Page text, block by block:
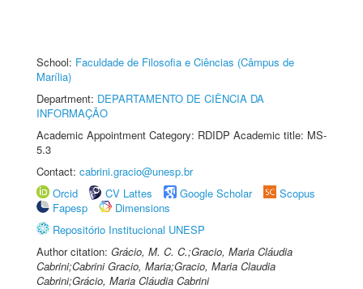
School: Faculdade de Filosofia e Ciências (Câmpus de
Marília)
Department: DEPARTAMENTO DE CIÊNCIA DA
INFORMAÇÃO
Academic Appointment Category: RDIDP Academic title: MS-
5.3
Contact: cabrini.gracio@unesp.br
Orcid
CV Lattes Google Scholar
Scopus
Fapesp
Dimensions
Repositório Institucional UNESP
Author citation: Grácio, M. C. C.;Gracio, Maria Cláudia
Cabrini;Cabrini Gracio, Maria;Gracio, Maria Claudia
Cabrini;Grácio, Maria Cláudia Cabrini